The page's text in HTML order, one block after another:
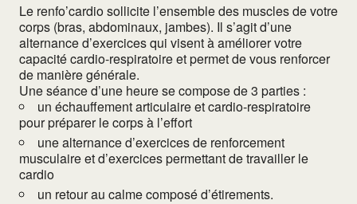
Le renfo’cardio sollicite l’ensemble des muscles de votre
corps (bras, abdominaux, jambes). Il s’agit d’une
alternance d’exercices qui visent à améliorer votre
capacité cardio-respiratoire et permet de vous renforcer
de manière générale.
Une séance d’une heure se compose de 3 parties :
un échauffement articulaire et cardio-respiratoire
pour préparer le corps à l’effort
une alternance d’exercices de renforcement
musculaire et d’exercices permettant de travailler le
cardio
un retour au calme composé d’étirements.